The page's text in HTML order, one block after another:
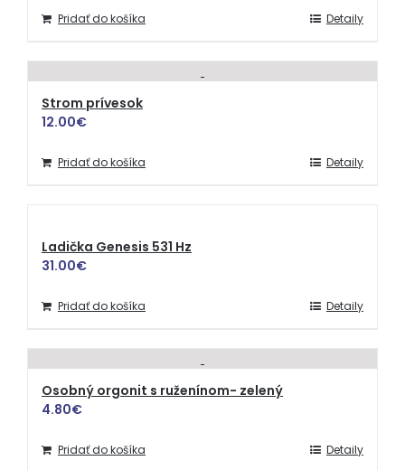
Pridať do košíka Detaily
Strom prívesok
12.00€
Pridať do košíka Detaily
Ladička Genesis 531 Hz
31.00€
Pridať do košíka Detaily
Osobný orgonit s ruženínom- zelený
4.80€
Pridať do košíka Detaily